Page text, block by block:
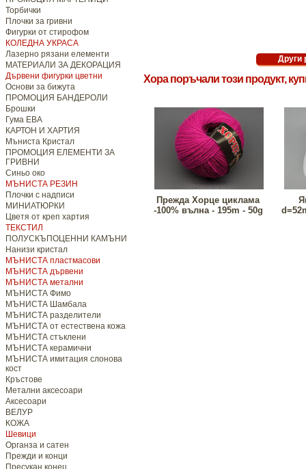
Торбички
Плочки за гривни
Фигурки от стирофом
КОЛЕДНА УКРАСА
Лазерно рязани елементи
МАТЕРИАЛИ ЗА ДЕКОРАЦИЯ
Дървени фигурки цветни
Основи за бижута
ПРОМОЦИЯ БАНДЕРОЛИ
Брошки
Гума ЕВА
КАРТОН И ХАРТИЯ
Мъниста Кристал
ПРОМОЦИЯ ЕЛЕМЕНТИ ЗА
ГРИВНИ
Синьо око
МЪНИСТА РЕЗИН
Плочки с надписи
МИНИАТЮРКИ
Цветя от креп хартия
ТЕКСТИЛ
ПОЛУСКЪПОЦЕННИ КАМЪНИ
Нанизи кристал
МЪНИСТА пластмасови
МЪНИСТА дървени
МЪНИСТА метални
МЪНИСТА Фимо
МЪНИСТА Шамбала
МЪНИСТА разделители
МЪНИСТА от естествена кожа
МЪНИСТА стъклени
МЪНИСТА керамични
МЪНИСТА имитация слонова
кост
Кръстове
Метални аксесоари
Аксесоари
ВЕЛУР
КОЖА
Шевици
Органза и сатен
Прежди и конци
Пресукан конец
Хора поръчали този продукт,
Прежда Хорце циклама
-100% вълна - 195m - 50g